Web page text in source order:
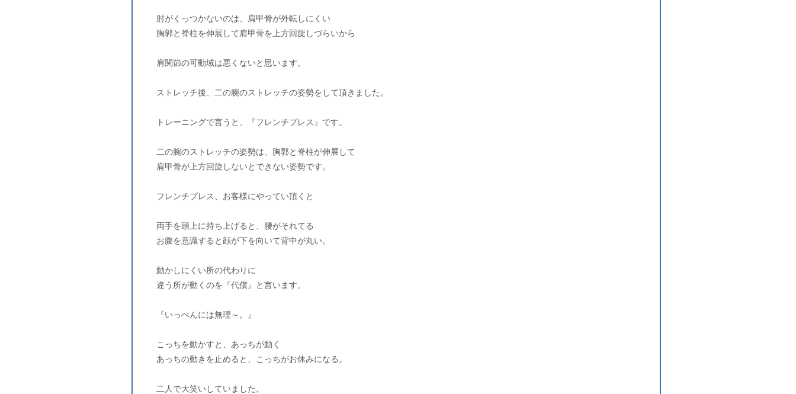
肘がくっつかないのは、肩甲骨が外転しにくい
胸郭と脊柱を伸展して肩甲骨を上方回旋しづらいから
肩関節の可動域は悪くないと思います。
ストレッチ後、二の腕のストレッチの姿勢をして頂きました。
トレーニングで言うと、『フレンチプレス』です。
二の腕のストレッチの姿勢は、胸郭と脊柱が伸展して
肩甲骨が上方回旋しないとできない姿勢です。
フレンチプレス、お客様にやってい頂くと
両手を頭上に持ち上げると、腰がそれてる
お腹を意識すると顔が下を向いて背中が丸い。
動かしにくい所の代わりに
違う所が動くのを『代償』と言います。
『いっぺんには無理～。』
こっちを動かすと、あっちが動く
あっちの動きを止めると、こっちがお休みになる。
二人で大笑いしていました。